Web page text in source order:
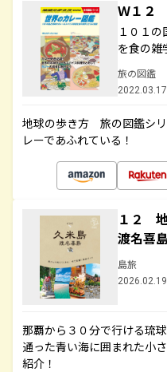
Ｗ１２
１０１
を食の雑
旅の図鑑
地球の歩き方 旅の図鑑シリ
レーであふれている！
１２
渡名喜
島旅
那覇から３０分で行ける琉
通った青い海に囲まれた小
紹介！